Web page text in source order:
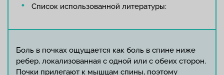
Список использованной литературы:
Боль в почках ощущается как боль в спине ниже
ребер, локализованная с одной или с обеих сторон.
Почки прилегают к мышцам спины, поэтому